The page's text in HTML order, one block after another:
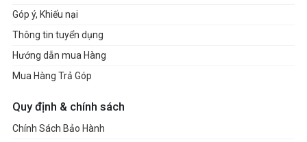
Góp ý, Khiếu nại
Thông tin tuyển dụng
Hướng dẫn mua Hàng
Mua Hàng Trả Góp
Quy định & chính sách
Chính Sách Bảo Hành